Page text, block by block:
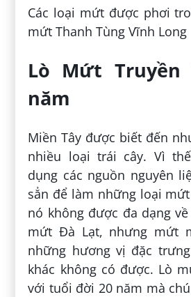
Các loại mứt được phơi
mứt Thanh Tùng Vĩnh Long
Lò Mứt Truyền
năm
Miền Tây được biết đến
nhiều loại trái cây. Vì
dụng các nguồn nguyên
sẳn để làm những loại
nó không được đa dạng
mứt Đà Lạt, nhưng mứt
những hương vị đặc
khác không có được. Lò
với tuổi đời 20 năm mà